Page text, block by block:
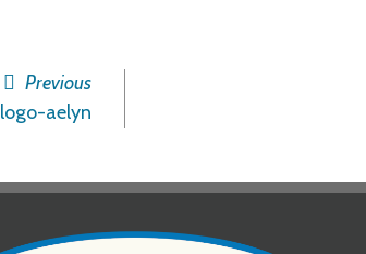
Previous
logo-aelyn